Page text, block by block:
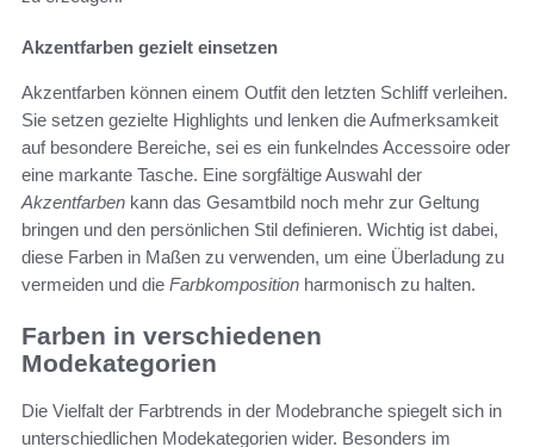
Akzentfarben gezielt einsetzen
Akzentfarben können einem Outfit den letzten Schliff verleihen.
Sie setzen gezielte Highlights und lenken die Aufmerksamkeit
auf besondere Bereiche, sei es ein funkelndes Accessoire oder
eine markante Tasche. Eine sorgfältige Auswahl der
Akzentfarben kann das Gesamtbild noch mehr zur Geltung
bringen und den persönlichen Stil definieren. Wichtig ist dabei,
diese Farben in Maßen zu verwenden, um eine Überladung zu
vermeiden und die Farbkomposition harmonisch zu halten.
Farben in verschiedenen
Modekategorien
Die Vielfalt der Farbtrends in der Modebranche spiegelt sich in
unterschiedlichen Modekategorien wider. Besonders im